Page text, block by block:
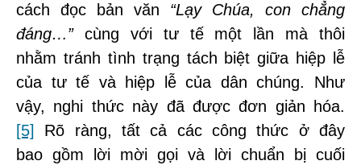
cách đọc bản văn “Lạy Chúa, con chẳng
đáng…”cùng với tư tế một lần mà thôi
nhằm tránh tình trạng tách biệt giữa hiệp lễ
của tư tế và hiệp lễ của dân chúng. Như
vậy, nghi thức này đã được đơn giản hóa.
[5]
Rõ ràng, tất cả các công thức ở đây
bao gồm lời mời gọi và lời chuẩn bị cuối